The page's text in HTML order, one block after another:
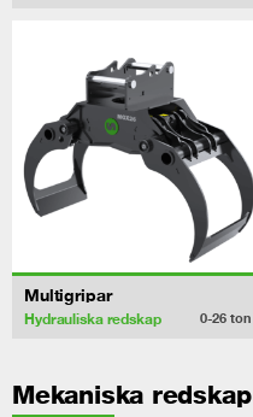
Multigripar
Hydrauliska redskap 0-26 ton
Mekaniska redskap